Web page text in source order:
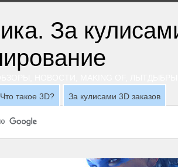
Что такое 3D? За кулисами 3D заказов